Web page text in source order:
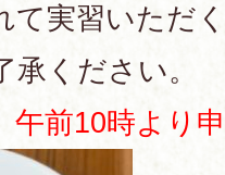
て実習いただ
ください。
午前10時より